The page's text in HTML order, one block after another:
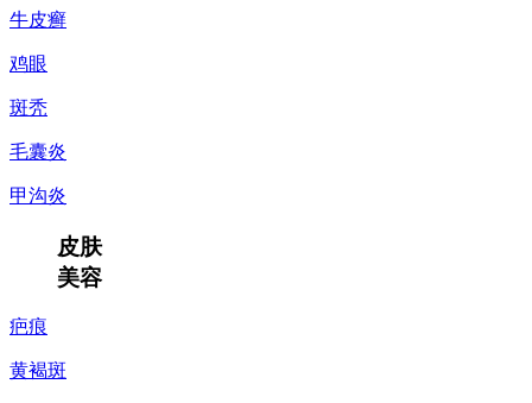
牛皮癣
鸡眼
斑秃
毛囊炎
甲沟炎
皮肤
美容
疤痕
黄褐斑